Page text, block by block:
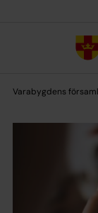
Varabygdens